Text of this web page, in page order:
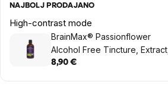
NAJBOLJ PRODAJANO
High-contrast mode
BrainMax® Passionflower
Alcohol Free Tincture, Extract,
100 ml
8,90 €